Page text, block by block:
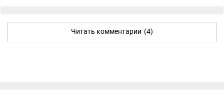
Читать комментарии (4)